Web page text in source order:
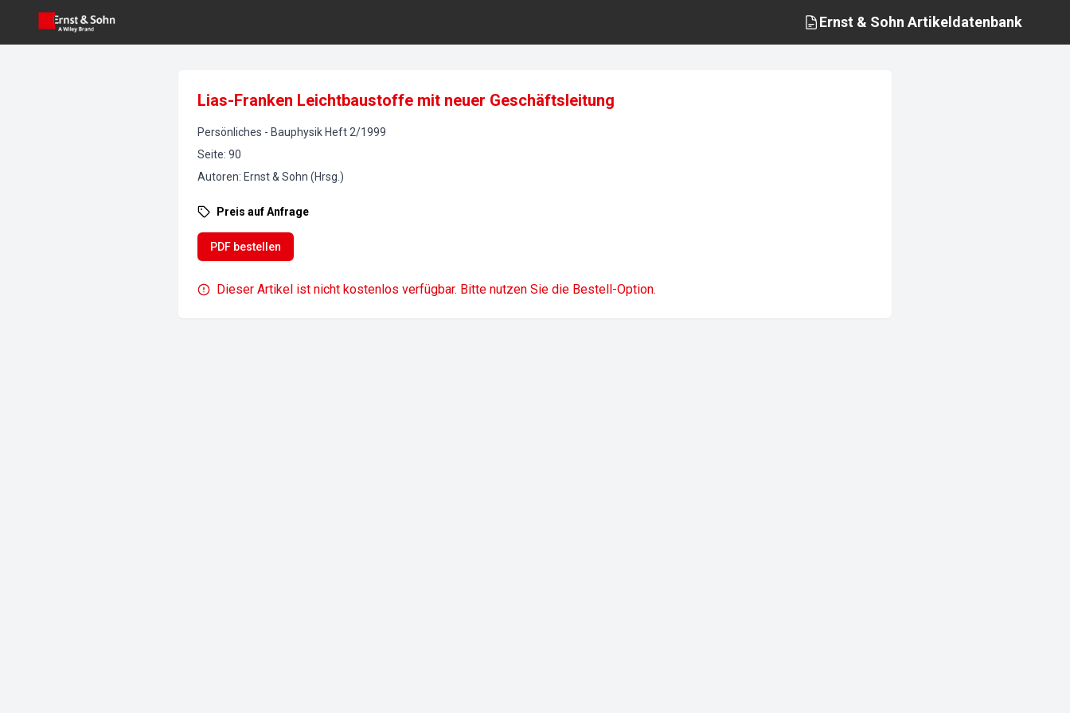
Ernst & Sohn Artikeldatenbank
Lias-Franken Leichtbaustoffe mit neuer Geschäftsleitung
Persönliches - Bauphysik Heft 2/1999
Seite: 90
Autoren: Ernst & Sohn (Hrsg.)
Preis auf Anfrage
PDF bestellen
Dieser Artikel ist nicht kostenlos verfügbar. Bitte nutzen Sie die Bestell-Option.